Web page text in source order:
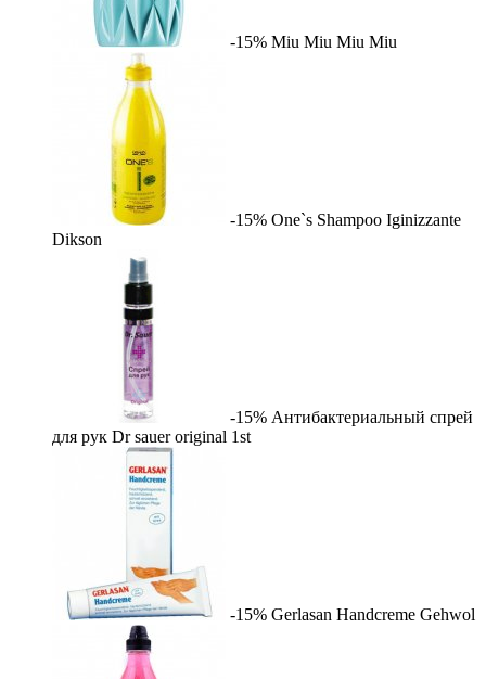
-15% Miu Miu Miu Miu
-15% One`s Shampoo Iginizzante
Dikson
-15% Антибактериальный спрей
для рук Dr sauer original 1st
-15% Gerlasan Handcreme Gehwol